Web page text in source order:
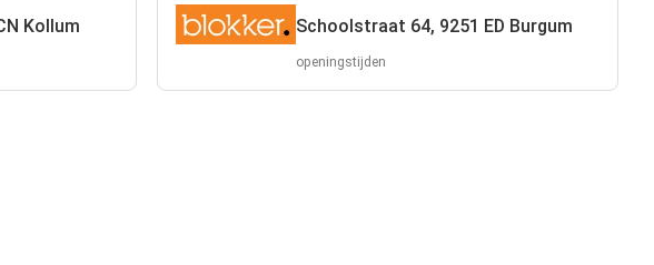
Kollum Schoolstraat 64, 9251 ED Burgum
openingstijden